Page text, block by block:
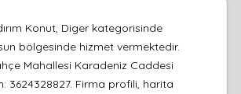
Konut, Diger kategorisinde
bölgesinde hizmet vermektedir.
Mahallesi Karadeniz Caddesi
3624328827. Firma profili, harita